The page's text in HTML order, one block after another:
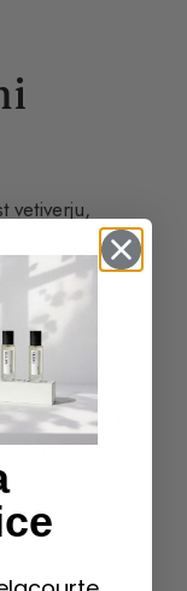
vetiverju,
noto.
leseno
ki ga je
Homme